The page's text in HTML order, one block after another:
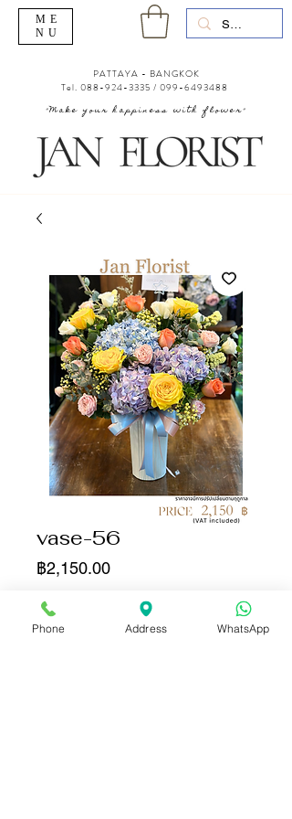
"Make your happiness with flower"
PATTAYA - BANGKOK
Tel. 088-924-3335 / 099-6493488
ME
NU
vase-56
฿2,150.00ราคา
จำนวน
Phone Address WhatsApp